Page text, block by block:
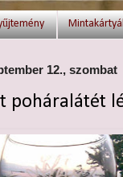
12., szombat
poháralátét